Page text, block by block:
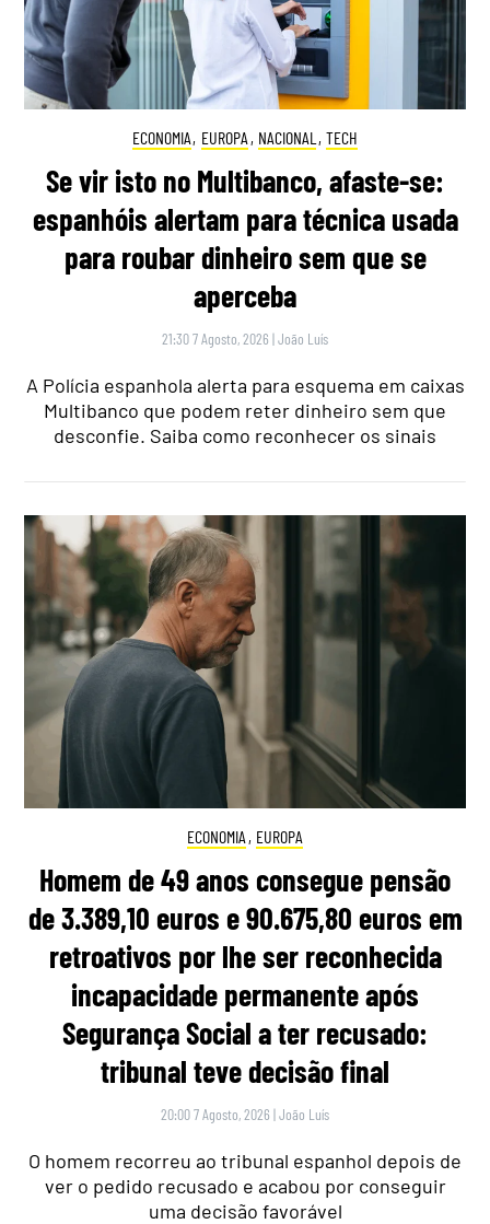
ECONOMIA, EUROPA , NACIONAL , TECH
Se vir isto no Multibanco, afaste-se:
espanhóis alertam para técnica usada
para roubar dinheiro sem que se
aperceba
21:30 7 Agosto, 2026 |João Luís
A Polícia espanhola alerta para esquema em caixas
Multibanco que podem reter dinheiro sem que
desconfie. Saiba como reconhecer os sinais
ECONOMIA , EUROPA
Homem de 49 anos consegue pensão
de 3.389,10 euros e 90.675,80 euros em
retroativos por lhe ser reconhecida
incapacidade permanente após
Segurança Social a ter recusado:
tribunal teve decisão final
20:00 7 Agosto, 2026 |João Luís
O homem recorreu ao tribunal espanhol depois de
ver o pedido recusado e acabou por conseguir
uma decisão favorável